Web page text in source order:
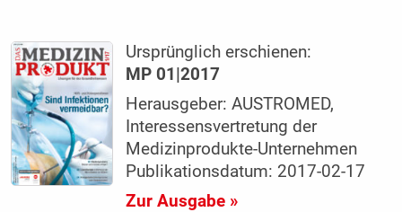
Ursprünglich erschienen:
MP 01|2017
Herausgeber: AUSTROMED,
Interessensvertretung der
Medizinprodukte-Unternehmen
Publikationsdatum: 2017-02-17
Zur Ausgabe »